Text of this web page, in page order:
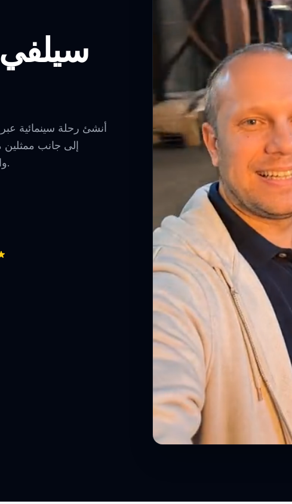
أنشئ رحلة سينمائية
إلى جانب ممثلين
وانتقالات بين الديكورات لتجربة فريدة وقابلة للمشاركة.